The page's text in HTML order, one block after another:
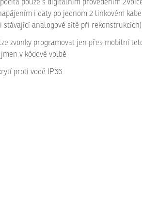
pouze s digitálním provedením
i daty po jednom 2 linkovém
stávající analogové sítě při rekonstrukcích)
zvonky programovat jen přes mobilní
v kódové volbě
proti vodě IP66